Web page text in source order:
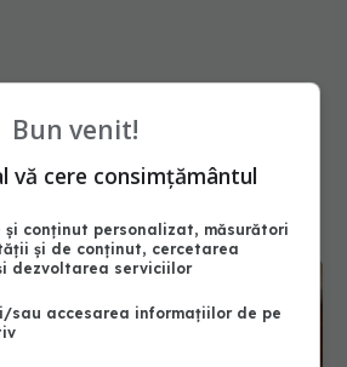
Bun venit!
vă cere consimțământul
conținut personalizat, măsurători
și de conținut, cercetarea
dezvoltarea serviciilor
sau accesarea informațiilor de pe